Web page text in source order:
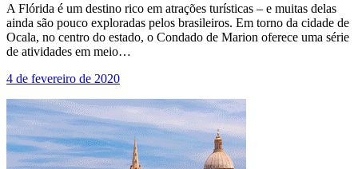
A Flórida é um destino rico em atrações turísticas – e muitas delas
ainda são pouco exploradas pelos brasileiros. Em torno da cidade de
Ocala, no centro do estado, o Condado de Marion oferece uma série
de atividades em meio…
4 de fevereiro de 2020